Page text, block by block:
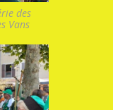
des
Vans